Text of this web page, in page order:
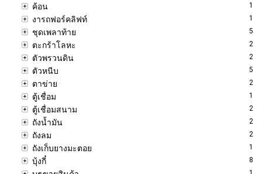
ค้อน 1
งารถฟอร์คลิฟท์ 1
ชุดเพลาท้าย 5
ตะกร้าโลหะ 2
ตัวพรวนดิน 2
ตัวหนีบ 5
ตาข่าย 2
ตู้เชื่อม 1
ตู้เชื่อมสนาม 2
ถังน้ำมัน 2
ถังลม 2
ถังเก็บยางมะตอย 1
บุ้งกี๋ 8